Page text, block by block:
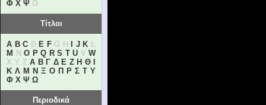
Φ Χ Ψ Ω
Τίτλοι
A B C D E FG H J K L
M
N O P Q R S T U V W
X Y ZΑ Β Γ Δ Ε Ζ Η Θ
Κ Λ Μ Ν Ξ Ο Π Ρ Σ Τ Υ
Φ Χ Ψ Ω
Περιοδικά